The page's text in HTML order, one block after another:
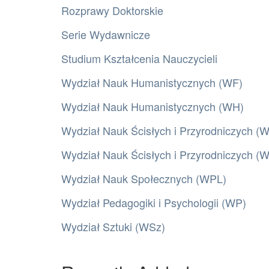
Rozprawy Doktorskie
Serie Wydawnicze
Studium Kształcenia Nauczycieli
Wydział Nauk Humanistycznych (WF)
Wydział Nauk Humanistycznych (WH)
Wydział Nauk Ścisłych i Przyrodniczych
Wydział Nauk Ścisłych i Przyrodniczych
Wydział Nauk Społecznych (WPL)
Wydział Pedagogiki i Psychologii (WP)
Wydział Sztuki (WSz)